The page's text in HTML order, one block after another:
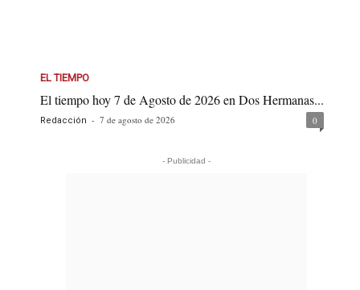
EL TIEMPO
El tiempo hoy 7 de Agosto de 2026 en Dos Hermanas...
Redacción - 7 de agosto de 2026 0
- Publicidad -